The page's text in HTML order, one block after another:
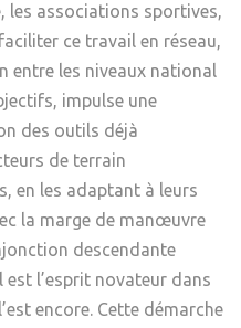
les associations sportives,
ce travail en réseau,
entre les niveaux national
impulse une
des outils déjà
de terrain
en les adaptant à leurs
la marge de manœuvre
descendante
est l’esprit novateur dans
encore. Cette démarche